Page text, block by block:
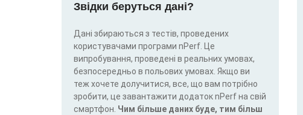
Звідки беруться дані?
Дані збираються з тестів, проведених
користувачами програми nPerf. Це
випробування, проведені в реальних умовах,
безпосередньо в польових умовах. Якщо ви
теж хочете долучитися, все, що вам потрібно
зробити, це завантажити додаток nPerf на свій
смартфон. Чим більше даних буде, тим більш